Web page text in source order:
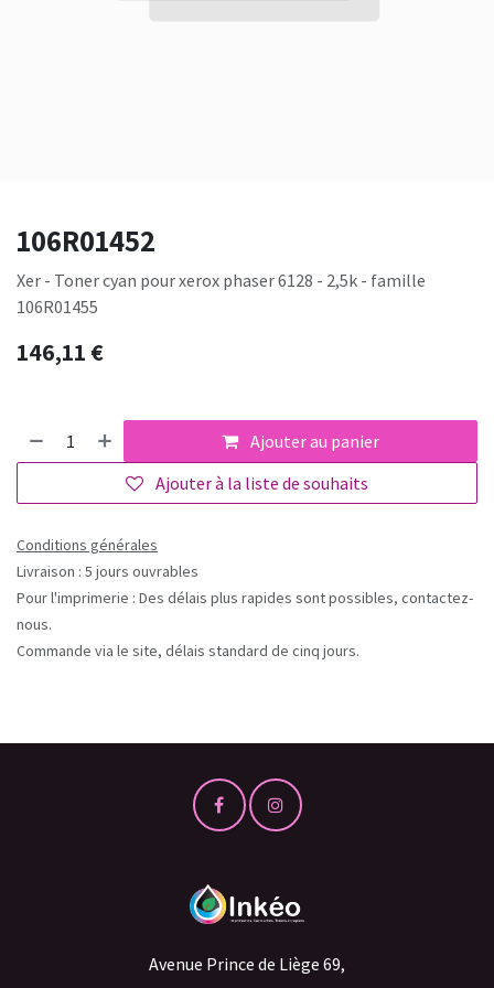
106R01452
Xer - Toner cyan pour xerox phaser 6128 - 2,5k - famille
106R01455
146,11€
Ajouter au panier
Ajouter à la liste de souhaits
Conditions générales
Livraison : 5 jours ouvrables
Pour l'imprimerie : Des délais plus rapides sont possibles, contactez-
nous.
Commande via le site, délais standard de cinq jours.
Avenue Prince de Liège 69,